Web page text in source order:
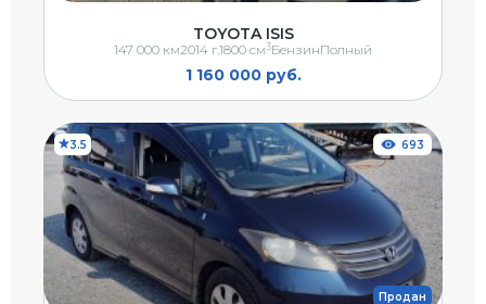
TOYOTA ISIS
1 160 000 руб.
147 000 км2014 г.1800 см3БензинПолный
3.5
Продан
693